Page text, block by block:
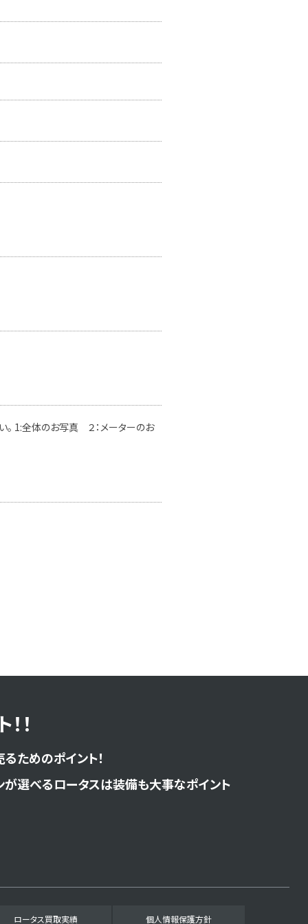
1:全体のお写真 ２：メーターのお
！
ためのポイント！
が選べるロータスは装備も大事なポイント
ロータス買取実績 個人情報保護方針